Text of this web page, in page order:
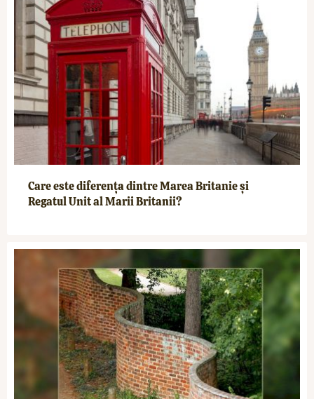
Care este diferența dintre Marea Britanie și
Regatul Unit al Marii Britanii?